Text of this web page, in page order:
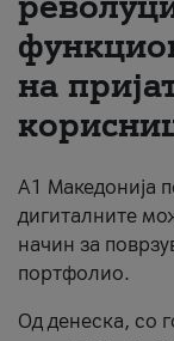
За нас
на
А1 Македонија
дигиталните
начин за
портфолио.
Од денеска, со